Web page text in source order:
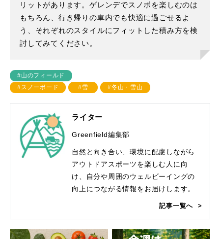
リットがあります。ゲレンデでスノボを楽しむのは
もちろん、行き帰りの車内でも快適に過ごせるよ
う、それぞれのスタイルにフィットした積み方を検
討してみてください。
#山のフィールド
#スノーボード
#雪 #冬山・雪山
ライター
Greenfield編集部
自然と向き合い、環境に配慮しながら
アウトドアスポーツを楽しむ人に向
け、自分や周囲のウェルビーイングの
向上につながる情報をお届けします。
記事一覧へ